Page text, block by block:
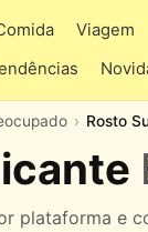
Viagem
Rosto
plataforma e